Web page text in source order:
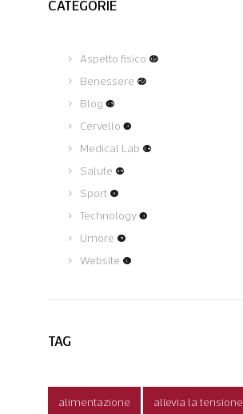
CATEGORIE
Aspetto fisico (12)
Benessere (62)
Blog (75)
Cervello (3)
Medical Lab (19)
Salute (45)
Sport(4)
Technology(3)
Umore (5)
Website (1)
TAG
alimentazione allevia la tensione